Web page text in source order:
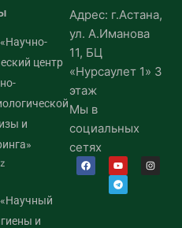
центр
и
и
Адрес: г.Астана,
ул. А.Иманова
11, БЦ
«Нурсаулет 1» 3
этаж
Мы в
социальных
сетях